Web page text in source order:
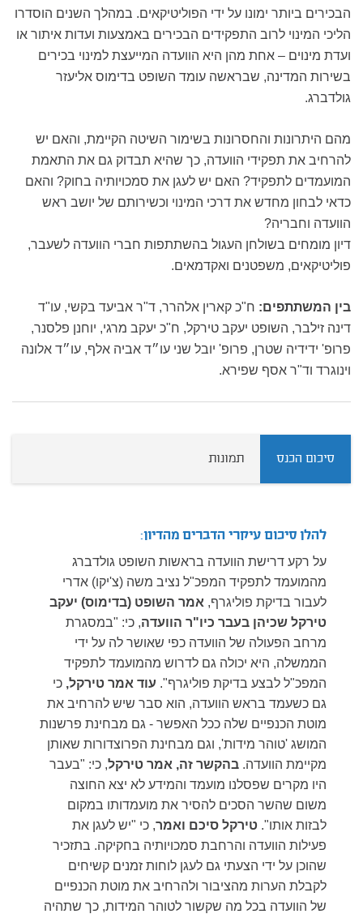
הבכירים ביותר ימונו על ידי הפוליטיקאים. במהלך השנים הוסדרו
הליכי המינוי לרוב התפקידים הבכירים באמצעות ועדות איתור או
ועדת מינוים – אחת מהן היא הוועדה המייעצת למינוי בכירים
בשירות המדינה, שבראשה עומד השופט בדימוס אליעזר
גולדברג.
מהם היתרונות והחסרונות בשימור השיטה הקיימת, והאם יש
להרחיב את תפקידי הוועדה, כך שהיא תבדוק גם את התאמת
המועמדים לתפקיד? האם יש לעגן את סמכויותיה בחוק? והאם
כדאי לבחון מחדש את דרכי המינוי וכשירותם של יושב ראש
הוועדה וחבריה?
דיון מומחים בשולחן העגול בהשתתפות חברי הוועדה לשעבר,
פוליטיקאים, משפטנים ואקדמאים.
בין המשתתפים: ח"כ קארין אלהרר, ד"ר אביעד בקשי, עו"ד
דינה זילבר, השופט יעקב טירקל, ח"כ יעקב מרגי, יוחנן פלסנר,
פרופ' ידידיה שטרן, פרופ' יובל שני עו״ד אביה אלף, עו״ד אלונה
וינוגרד וד"ר אסף שפירא.
סיכום הכנס תמונות
להלן סיכום עיקרי הדברים מהדיון:
על רקע דרישת הוועדה בראשות השופט גולדברג
מהמועמד לתפקיד המפכ"ל נציב משה (צ'יקו) אדרי
לעבור בדיקת פוליגרף, אמר השופט (בדימוס) יעקב
טירקל שכיהן בעבר כיו"ר הוועדה, כי: "במסגרת
מרחב הפעולה של הוועדה כפי שאושר לה על ידי
הממשלה, היא יכולה גם לדרוש מהמועמד לתפקיד
המפכ"ל לבצע בדיקת פוליגרף". עוד אמר טירקל, כי
גם כשעמד בראש הוועדה, הוא סבר שיש להרחיב את
מוטת הכנפיים שלה ככל האפשר - גם מבחינת פרשנות
המושג 'טוהר מידות', וגם מבחינת הפרוצדורות שאותן
מקיימת הוועדה. בהקשר זה, אמר טירקל, כי: "בעבר
היו מקרים שפסלנו מועמד והמידע לא יצא החוצה
משום שהשר הסכים להסיר את מועמדותו במקום
לבזות אותו". טירקל סיכם ואמר, כי "יש לעגן את
פעילות הוועדה והרחבת סמכויותיה בחקיקה. בתזכיר
שהוכן על ידי הצעתי גם לעגן לוחות זמנים קשיחים
לקבלת הערות מהציבור ולהרחיב את מוטת הכנפיים
של הוועדה בכל מה שקשור לטוהר המידות, כך שתהיה